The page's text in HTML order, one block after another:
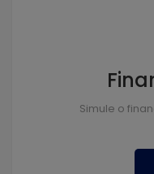
Simule o